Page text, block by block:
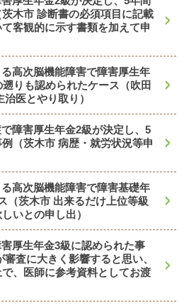
木市 診断書の必須項目に記載
客観的に示す書類を加えて申
る高次脳機能障害で障害厚生年
りも認められたケース（吹田
医とやり取り）
で障害厚生年金2級が決定し、5
（茨木市 病歴・就労状況等申
る高次脳機能障害で障害基礎年
（茨木市 出来るだけ上位等級
いとの申し出）
害厚生年金3級に認められた事
査に大きく影響すると思い、
、医師に参考資料としてお渡